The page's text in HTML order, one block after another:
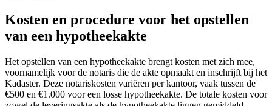
Kosten en procedure voor het opstellen
van een hypotheekakte
Het opstellen van een hypotheekakte brengt kosten met zich mee,
voornamelijk voor de notaris die de akte opmaakt en inschrijft bij het
Kadaster. Deze notariskosten variëren per kantoor, vaak tussen de
€500 en €1.000 voor een losse hypotheekakte. De totale kosten voor